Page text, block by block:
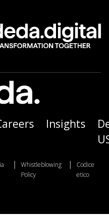
Insights
| Whistleblowing
Policy
| Codice
etico